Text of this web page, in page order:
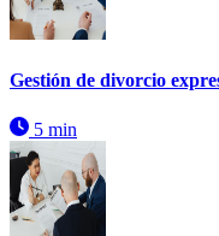
Gestión de divorcio
5 min